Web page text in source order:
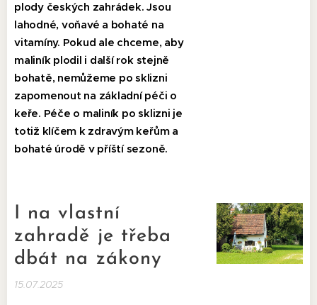
plody českých zahrádek. Jsou
lahodné, voňavé a bohaté na
vitamíny. Pokud ale chceme, aby
maliník plodil i další rok stejně
bohatě, nemůžeme po sklizni
zapomenout na základní péči o
keře. Péče o maliník po sklizni je
totiž klíčem k zdravým keřům a
bohaté úrodě v příští sezoně.
I na vlastní
zahradě je třeba
dbát na zákony
15.07.2025